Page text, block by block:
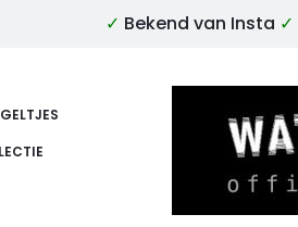
✓ Bekend van Insta ✓